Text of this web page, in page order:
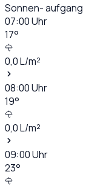
Sonnen- aufgang
07:00Uhr
17°
0,0L/m²
08:00Uhr
19°
0,0L/m²
09:00Uhr
23°